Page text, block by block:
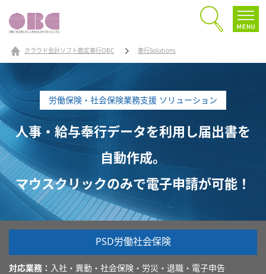
クラウド会計ソフト勘定奉行OBC 奉行Solutions
労働保険・社会保険業務支援 ソリューション
人事・給与奉行データを利用し届出書を
自動作成。
マウスクリックのみで電子申請が可能！
PSD労働社会保険
対応業務： 入社・異動・社会保険・労災・退職・電子申告